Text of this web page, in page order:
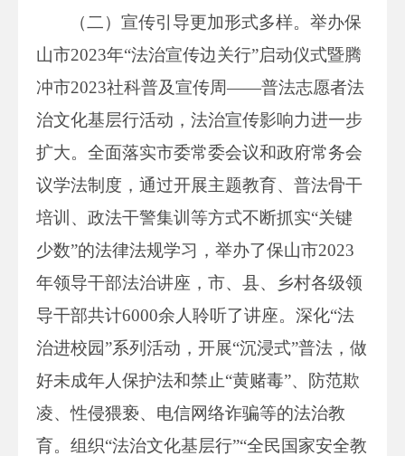
（二）宣传引导更加形式多样。举办保
山市2023年“法治宣传边关行”启动仪式暨腾
冲市2023社科普及宣传周——普法志愿者法
治文化基层行活动，法治宣传影响力进一步
扩大。全面落实市委常委会议和政府常务会
议学法制度，通过开展主题教育、普法骨干
培训、政法干警集训等方式不断抓实“关键
少数”的法律法规学习，举办了保山市2023
年领导干部法治讲座，市、县、乡村各级领
导干部共计6000余人聆听了讲座。深化“法
治进校园”系列活动，开展“沉浸式”普法，做
好未成年人保护法和禁止“黄赌毒”、防范欺
凌、性侵猥亵、电信网络诈骗等的法治教
育。组织“法治文化基层行”“全民国家安全教